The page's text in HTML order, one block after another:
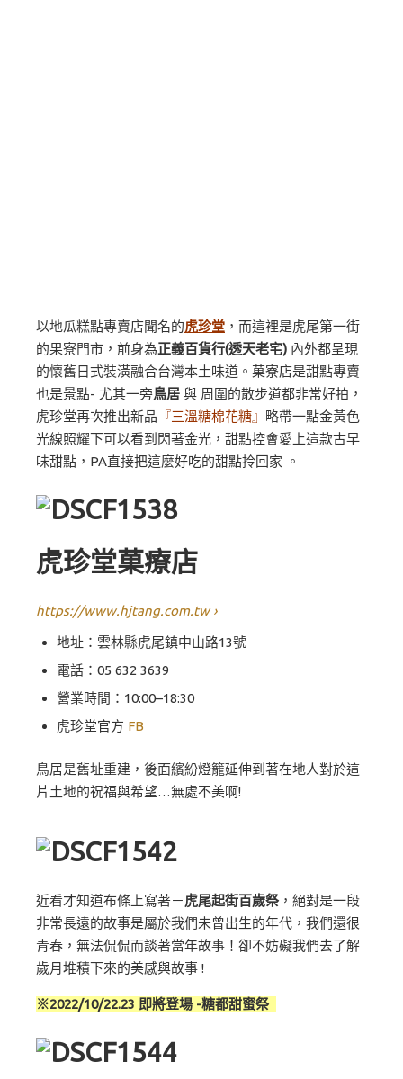
以地瓜糕點專賣店聞名的虎珍堂 ，而這裡是虎尾第一街
的果寮門市，前身為正義百貨行(透天老宅) 內外都呈現
的懷舊日式裝潢融合台灣本土味道。菓寮店是甜點專賣
也是景點- 尤其一旁鳥居 與 周圍的散步道都非常好拍，
虎珍堂再次推出新品 『三溫糖棉花糖』
略帶一點金黃色
光線照耀下可以看到閃著金光，甜點控會愛上這款古早
味甜點，PA直接把這麼好吃的甜點拎回家 。
虎珍堂菓療店
https://www.hjtang.com.tw›
地址：雲林縣虎尾鎮中山路13號
電話： 05 632 3639
營業時間：10:00–18:30
虎珍堂官方 FB
鳥居是舊址重建，後面繽紛燈籠延伸到著在地人對於這
片土地的祝福與希望…無處不美啊!
近看才知道布條上寫著－虎尾起街百歲祭 ，絕對是一段
非常長遠的故事是屬於我們未曾出生的年代，我們還很
青春，無法侃侃而談著當年故事！卻不妨礙我們去了解
歲月堆積下來的美感與故事 !
※2022/10/22.23 即將登場 -糖都甜蜜祭